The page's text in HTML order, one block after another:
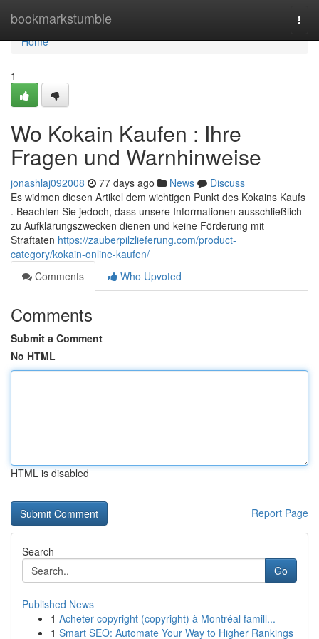
bookmarkstumble
Home
Home
1
Wo Kokain Kaufen : Ihre
Fragen und Warnhinweise
jonashlaj092008 77 days ago News
Discuss
Es widmen diesen Artikel dem wichtigen Punkt des Kokains Kaufs
. Beachten Sie jedoch, dass unsere Informationen ausschließlich
zu Aufklärungszwecken dienen und keine Förderung mit
Straftaten https://zauberpilzlieferung.com/product-
category/kokain-online-kaufen/
Comments
Who Upvoted
Comments
Submit a Comment
No HTML
HTML is disabled
Report Page
Search
Go
Published News
1 Acheter copyright (copyright) à Montréal famill...
1 Smart SEO: Automate Your Way to Higher Rankings